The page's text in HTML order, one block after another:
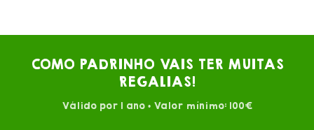
COMO PADRINHO VAIS TER MUITAS
REGALIAS!
Válido por 1 ano • Valor mínimo: 100€